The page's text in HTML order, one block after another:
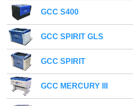
GCC S400
GCC SPIRIT GLS
GCC SPIRIT
GCC MERCURY III